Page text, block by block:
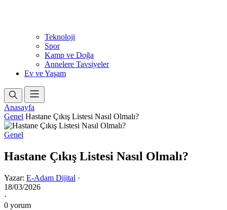
Teknoloji
Spor
Kamp ve Doğa
Annelere Tavsiyeler
Ev ve Yaşam
Anasayfa
Genel Hastane Çıkış Listesi Nasıl Olmalı?
Genel
Hastane Çıkış Listesi Nasıl Olmalı?
Yazar: E-Adam Dijital ·
18/03/2026
·
0 yorum